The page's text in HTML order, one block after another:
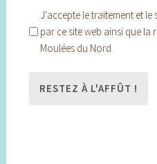
J'accepte le traitement et
par ce site web ainsi que
Moulées du Nord.